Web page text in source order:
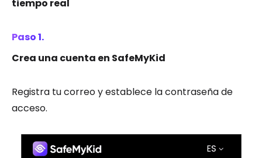
tiempo real
Paso 1.
Crea una cuenta en SafeMyKid
Registra tu correo y establece la contraseña de
acceso.